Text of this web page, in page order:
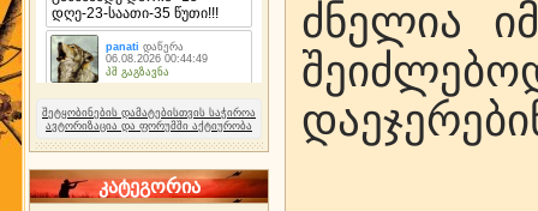
შეტყობინების დამატებისთვის საჭიროა
ავტორიზაცია და ფორუმში აქტიურობა
კატეგორია
ძნელია